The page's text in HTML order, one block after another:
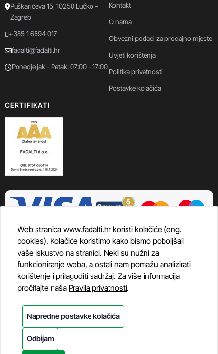
Puškarićeva 15, 10250 Lučko –
Zagreb
+385 1 6594 017
fadalti@fadalti.hr
Ponedjeljak - Petak: 07:00 - 17:00
Kontakt
O nama
Obvezni podaci za prodajno mjesto
Uvjeti korištenja
Politika privatnosti
Postavke kolačića
CERTIFIKATI
Web stranica www.fadalti.hr koristi kolačiće (eng.
cookies). Kolačiće koristimo kako bismo poboljšali
vaše iskustvo na stranici. Neki su nužni za
funkcioniranje weba, a ostali nam pomažu analizirati
korištenje i prilagoditi sadržaj. Za više informacija
pročitajte naša Pravila privatnosti.
Napredne postavke kolačića
Odbijam